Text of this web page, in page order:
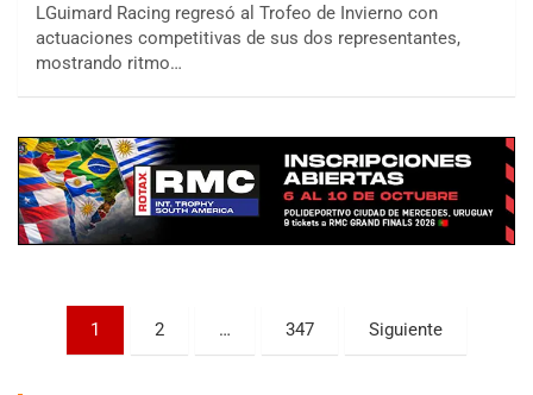
LGuimard Racing regresó al Trofeo de Invierno con
actuaciones competitivas de sus dos representantes,
mostrando ritmo…
Paginación
1 2 … 347 Siguiente
COBERTURA ESPECIAL DE E-KART.COM.AR
08/09-AGO
Baradero (Buenos Aires)
KDO - F6
Ciudad de Trenque Lauquen (Asfalto)
Trenque Lauquen (Buenos Aires)
Villaguay (Entre Ríos)